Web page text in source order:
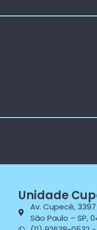
Unidade
Av. Cupecê,
São Paulo – SP,